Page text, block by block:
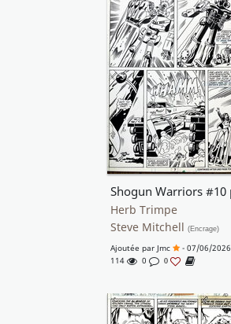
Shogun Warriors #10
Herb Trimpe
Steve Mitchell (Encrage)
Ajoutée par Jmc
- 07/06/2026
114
0 0